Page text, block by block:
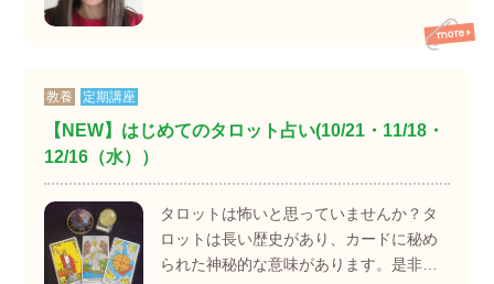
教養 定期講座
【NEW】はじめてのタロット占い(10/21・11/18・
12/16（水））
タロットは怖いと思っていませんか？タ
ロットは長い歴史があり、カードに秘め
られた神秘的な意味があります。是非…